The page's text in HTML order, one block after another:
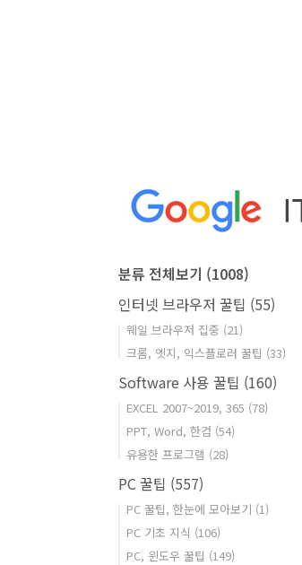
분류 전체보기 (1008)
인터넷 브라우저 꿀팁 (55)
웨일 브라우저 집중 (21)
크롬, 엣지, 익스플로러 꿀팁 (33)
Software 사용 꿀팁 (160)
EXCEL 2007~2019, 365 (78)
PPT, Word, 한컴 (54)
유용한 프로그램 (28)
PC 꿀팁 (557)
PC 꿀팁, 한눈에 모아보기 (1)
PC 기초 지식 (106)
PC, 윈도우 꿀팁 (149)